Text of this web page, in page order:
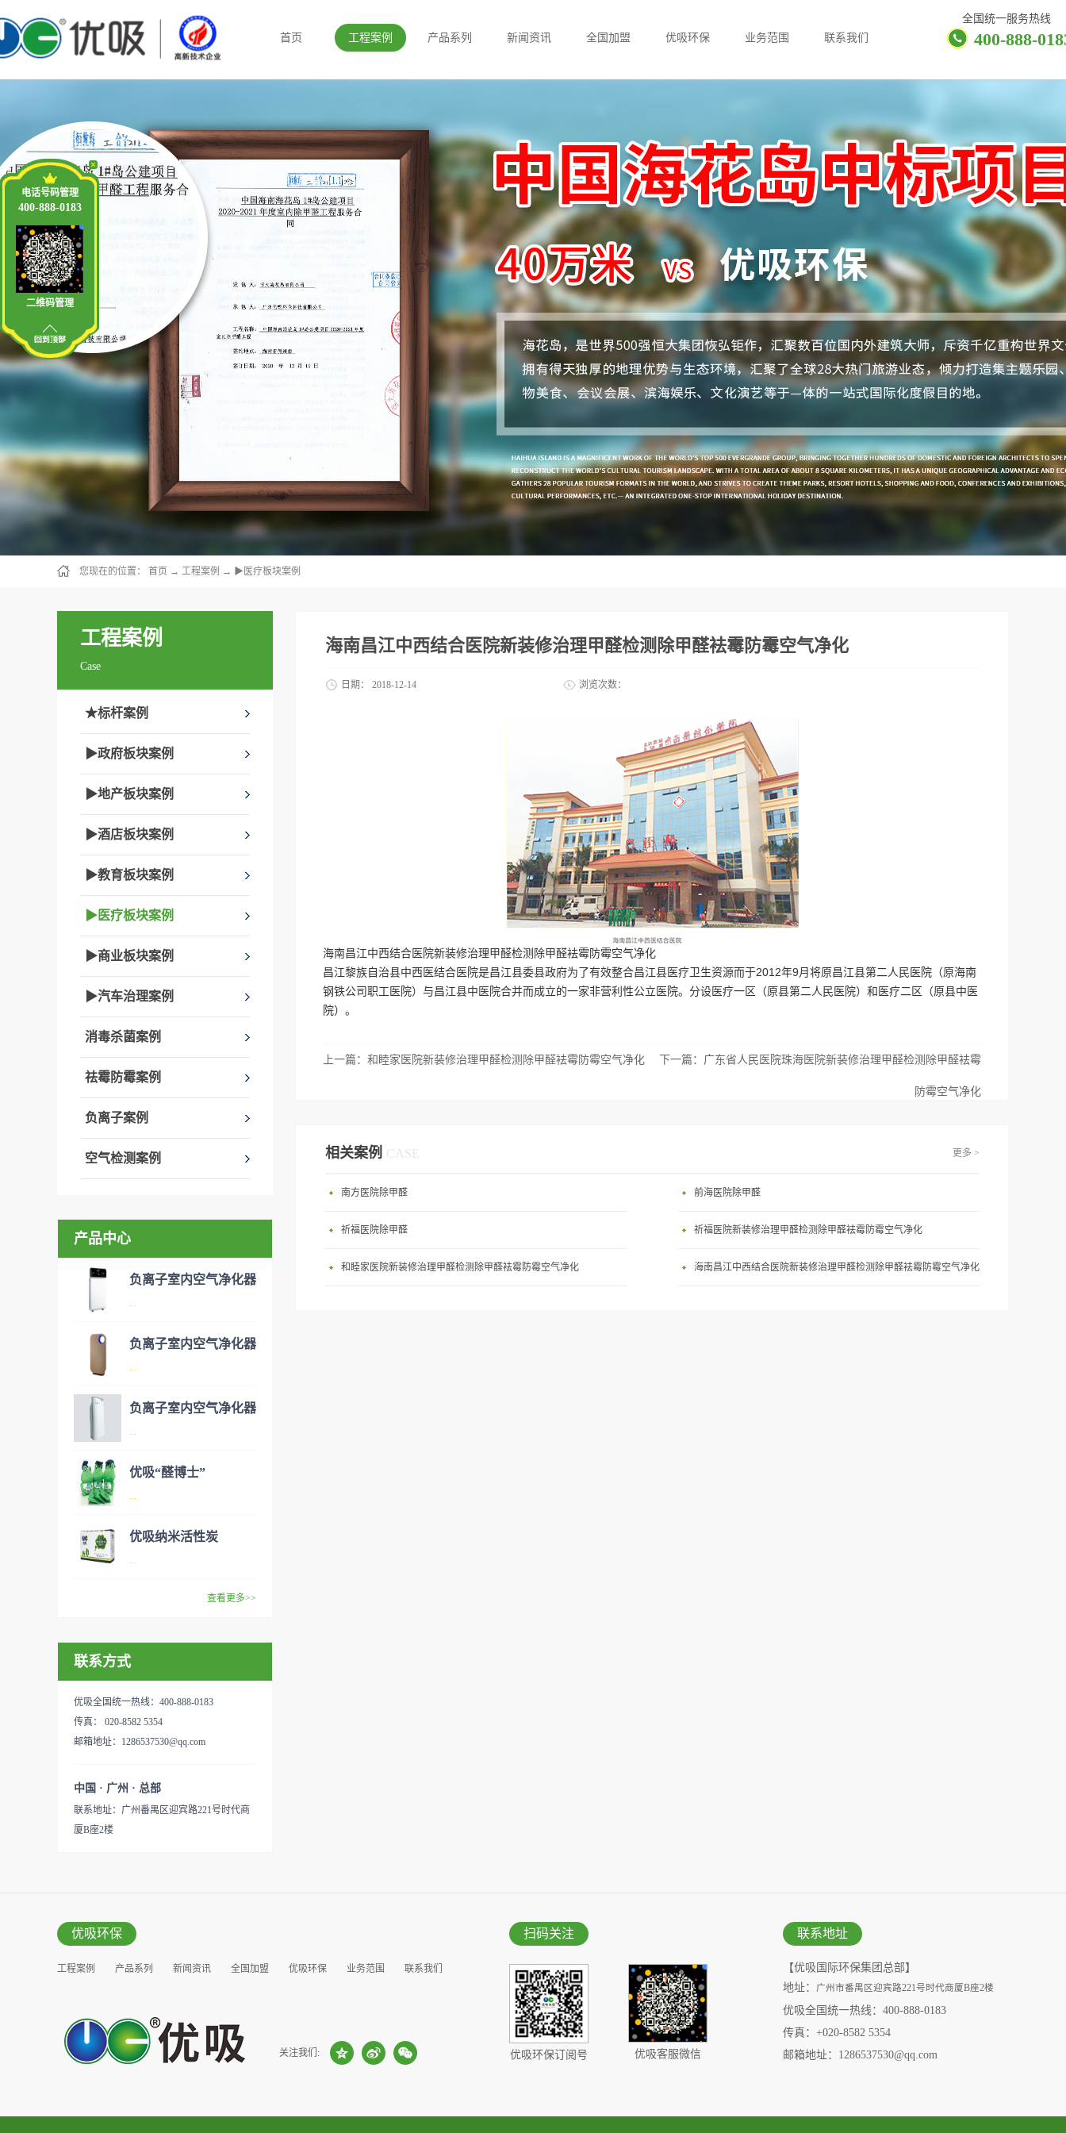
全国统一服务热线
400-888-
首页 工程案例 产品系列 新闻资讯 全国加盟 优吸环保 业务范围 联系我们
您现在的位置： 首页 → 工程案例 → ▶医疗板块案例
工程案例
Case
★标杆案例
▶政府板块案例
▶地产板块案例
▶酒店板块案例
▶教育板块案例
▶医疗板块案例
▶商业板块案例
▶汽车治理案例
消毒杀菌案例
祛霉防霉案例
负离子案例
空气检测案例
产品中心
负离子室内空气净化器
...
般包括PM2.5、粉尘、花粉、
高空气清洁度的效果。主要功
能：除甲醛/除异味/杀菌应用
所、使用方法：见产品说明手
册
负离子室内空气净化器
...
般包括PM2.5、粉尘、花粉、
高空气清洁度的效果。主要功
能：除甲醛/除异味/杀菌应用
所、使用方法：见产品说明手
负离子室内空气净化器
...
般包括PM2.5、粉尘、花粉、
效去除挥发性有机物，有效提
所、使用方法：见产品说明手
优吸“醛博士”
...
在甲醛领域是非常专业的一位
以辅助净化空气，醛博士一肚
用。放在车里不仅能装饰更能
的研发出治理甲醛的产品，而
我们的“醛博士”就担此重任。
产
优吸纳米活性炭
...
无定形碳，也有排列规整的晶
体碳。优吸活性炭具有较强的
吸附性，广泛应用于生产、生
活中。主要功能：吸附异味应
用范围：汽车、冰箱、食品
查看更多>>
联系方式
优吸全国统一热线：400-888-0183
传真： 020-8582 5354
邮箱地址：1286537530@qq.com
中国 · 广州 · 总部
联系地址：广州番禺区迎宾路221号时代商
厦B座2楼
海南昌江中西结合医院新装修治理甲醛检测除甲醛袪霉防霉空气净化
日期： 2018-12-14 浏览次数：
海南昌江中西结合医院新装修治理甲醛检测除甲醛袪霉防霉空气净化
昌江黎族自治县中西医结合医院是昌江县委县政府为了有效整合昌江县医疗卫生资源而于2012年9月将原昌江县第二人民医院（原海南
钢铁公司职工医院）与昌江县中医院合并而成立的一家非营利性公立医院。 分设医疗一区（原县第二人民医院）和医疗二区（原县中医
院）。
上一篇： 和睦家医院新装修治理甲醛检测除甲醛袪霉防霉空气净化 下一篇： 广东省人民医院珠海医院新装修治理甲醛检测除甲醛袪霉
防霉空气净化
相关案例 CASE 更多 >
南方医院除甲醛 前海医院除甲醛
祈福医院除甲醛 祈福医院新装修治理甲醛检测除甲醛袪霉防霉空气净化
和睦家医院新装修治理甲醛检测除甲醛袪霉防霉空气净化 海南昌江中西结合医院新装修治理甲醛检测除甲醛袪霉防霉空气净化
优吸环保
工程案例 产品系列 新闻资讯 全国加盟 优吸环保 业务范围
联系我们
关注我们:
扫码关注
优吸环保订阅号 优吸客服微信
联系地址
【优吸国际环保集团总部】
地址：
广州市番禺区迎宾路221号时代商厦B座2楼
优吸全国统一热线：400-888-0183
传真：+020-8582 5354
邮箱地址：1286537530@qq.com
电话号码管理
400-888-0183
二维码管理